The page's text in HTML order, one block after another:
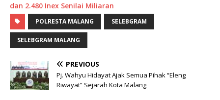
dan 2.480 Inex Senilai Miliaran
POLRESTA MALANG SELEBGRAM
SELEBGRAM MALANG
PREVIOUS
Pj. Wahyu Hidayat Ajak Semua Pihak “Eleng
Riwayat” Sejarah Kota Malang